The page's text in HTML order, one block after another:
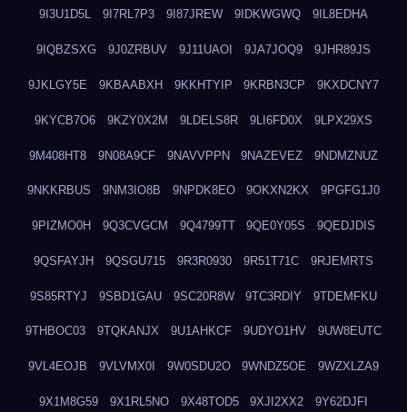
9I3U1D5L 9I7RL7P3 9I87JREW 9IDKWGWQ 9IL8EDHA
9IQBZSXG 9J0ZRBUV 9J11UAOI 9JA7JOQ9 9JHR89JS
9JKLGY5E 9KBAABXH 9KKHTYIP 9KRBN3CP 9KXDCNY7
9KYCB7O6 9KZY0X2M 9LDELS8R 9LI6FD0X 9LPX29XS
9M408HT8 9N08A9CF 9NAVVPPN 9NAZEVEZ 9NDMZNUZ
9NKKRBUS 9NM3IO8B 9NPDK8EO 9OKXN2KX 9PGFG1J0
9PIZMO0H 9Q3CVGCM 9Q4799TT 9QE0Y05S 9QEDJDIS
9QSFAYJH 9QSGU715 9R3R0930 9R51T71C 9RJEMRTS
9S85RTYJ 9SBD1GAU 9SC20R8W 9TC3RDIY 9TDEMFKU
9THBOC03 9TQKANJX 9U1AHKCF 9UDYO1HV 9UW8EUTC
9VL4EOJB 9VLVMX0I 9W0SDU2O 9WNDZ5OE 9WZXLZA9
9X1M8G59 9X1RL5NO 9X48TOD5 9XJI2XX2 9Y62DJFI